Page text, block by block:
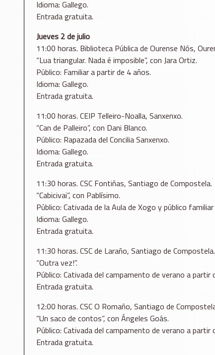
Idioma: Gallego.
Entrada gratuita.
Jueves 2 de julio
11:00 horas. Biblioteca Pública de Ourense Nós,
“Lua triangular. Nada é imposible”, con Jara Ortiz.
Público: Familiar a partir de 4 años.
Idioma: Gallego.
Entrada gratuita.
11:00 horas. CEIP Telleiro-Noalla, Sanxenxo.
“Can de Palleiro”, con Dani Blanco.
Público: Rapazada del Concilia Sanxenxo.
Idioma: Gallego.
Entrada gratuita.
11:30 horas. CSC Fontiñas, Santiago de Compostela.
“Cabicivai”, con Pablísimo.
Público: Cativada de la Aula de Xogo y público
Idioma: Gallego.
Entrada gratuita.
11:30 horas. CSC de Laraño, Santiago de Compostela.
“Outra vez!”.
Público: Cativada del campamento de verano a partir
Entrada gratuita.
12:00 horas. CSC O Romaño, Santiago de
“Un saco de contos”, con Ángeles Goás.
Público: Cativada del campamento de verano a partir
Entrada gratuita.